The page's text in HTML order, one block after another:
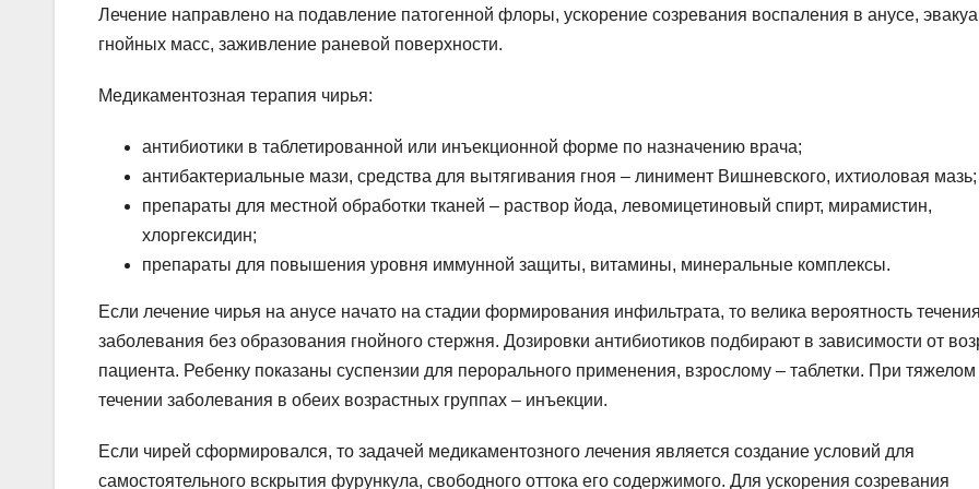
Лечение направлено на подавление патогенной флоры, ускорение созревания воспаления в анусе,
гнойных масс, заживление раневой поверхности.
Медикаментозная терапия чирья:
антибиотики в таблетированной или инъекционной форме по назначению врача;
антибактериальные мази, средства для вытягивания гноя – линимент Вишневского, ихтиоловая мазь;
препараты для местной обработки тканей – раствор йода, левомицетиновый спирт, мирамистин,
хлоргексидин;
препараты для повышения уровня иммунной защиты, витамины, минеральные комплексы.
Если лечение чирья на анусе начато на стадии формирования инфильтрата, то велика вероятность течения
заболевания без образования гнойного стержня. Дозировки антибиотиков подбирают в зависимости от
пациента. Ребенку показаны суспензии для перорального применения, взрослому – таблетки. При тяжелом
течении заболевания в обеих возрастных группах – инъекции.
Если чирей сформировался, то задачей медикаментозного лечения является создание условий для
самостоятельного вскрытия фурункула, свободного оттока его содержимого. Для ускорения созревания